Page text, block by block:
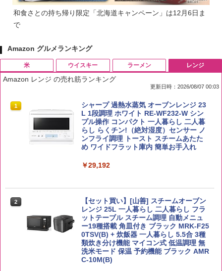
和食さとの持ち帰り限定「北海道キャンペーン」は12月6日ま
で
Amazon グルメランキング
米
1 by Amazon 国産ブレンド米 精米 5kg
￥2,650
￥3,980
【在庫処分価格】ももたろう印 無洗米 5
kg 業務用 お米マイスターブレンド
ウイスキー
1
ブラックニッカ ニッカ Nikka ウィスキ
ー4000ml ブラックニッカクリア ウヰス
キー 【日本 アサヒ ウィスキー】 大容量
お得 4リットル
￥4,356
￥6,054
角ハイボール 350ml×24本 サントリー ウ
イスキー ハイボール 缶
ラーメン
1
チキンラーメン どんぶり 85g×12個 日清
食品 インスタント カップ麺
￥1,939
【公式】ブタメン とんこつ味 35g×15個
パニー
￥1,451
国分 tabete だし麺 千葉県産はまぐりだ
し 塩らーめん 108g×10袋 保存食 備蓄
レンジ
Amazon レンジ の売れ筋ランキング
更新日時：2026/08/07 00:03
1
シャープ 過熱水蒸気 オーブンレンジ 23
L 1段調理 ホワイト RE-WF232-W シン
プル操作 コンパクト 一人暮らし 二人暮
らし らくチン!（絶対湿度）センサー ノ
ンフライ調理 トースト スチームあたた
め ワイドフラット庫内 簡単お手入れ
￥29,192
2
【セット買い】[山善] スチームオーブン
レンジ 25L 一人暮らし 二人暮らし フラ
ットテーブル スチーム調理 自動メニュ
ー19種搭載 角皿付き ブラック MRK-F25
0TSV(B) + 炊飯器 一人暮らし 5.5合 3種
類炊き分け機能 マイコン式 低温調理 無
洗米モード 保温 予約機能 ブラック AMR
C-10M(B)